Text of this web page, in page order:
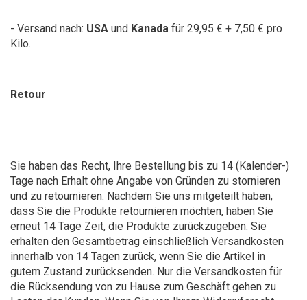
- Versand nach: USA und Kanada für 29,95 € + 7,50 € pro
Kilo.
Retour
Sie haben das Recht, Ihre Bestellung bis zu 14 (Kalender-)
Tage nach Erhalt ohne Angabe von Gründen zu stornieren
und zu retournieren. Nachdem Sie uns mitgeteilt haben,
dass Sie die Produkte retournieren möchten, haben Sie
erneut 14 Tage Zeit, die Produkte zurückzugeben. Sie
erhalten den Gesamtbetrag einschließlich Versandkosten
innerhalb von 14 Tagen zurück, wenn Sie die Artikel in
gutem Zustand zurücksenden. Nur die Versandkosten für
die Rücksendung von zu Hause zum Geschäft gehen zu